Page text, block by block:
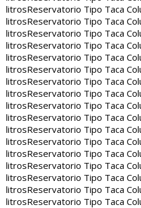
litrosReservatorio Tipo Taca
litrosReservatorio Tipo Taca
litrosReservatorio Tipo Taca
litrosReservatorio Tipo Taca
litrosReservatorio Tipo Taca
litrosReservatorio Tipo Taca
litrosReservatorio Tipo Taca
litrosReservatorio Tipo Taca
litrosReservatorio Tipo Taca
litrosReservatorio Tipo Taca
litrosReservatorio Tipo Taca
litrosReservatorio Tipo Taca
litrosReservatorio Tipo Taca
litrosReservatorio Tipo Taca
litrosReservatorio Tipo Taca
litrosReservatorio Tipo Taca
litrosReservatorio Tipo Taca